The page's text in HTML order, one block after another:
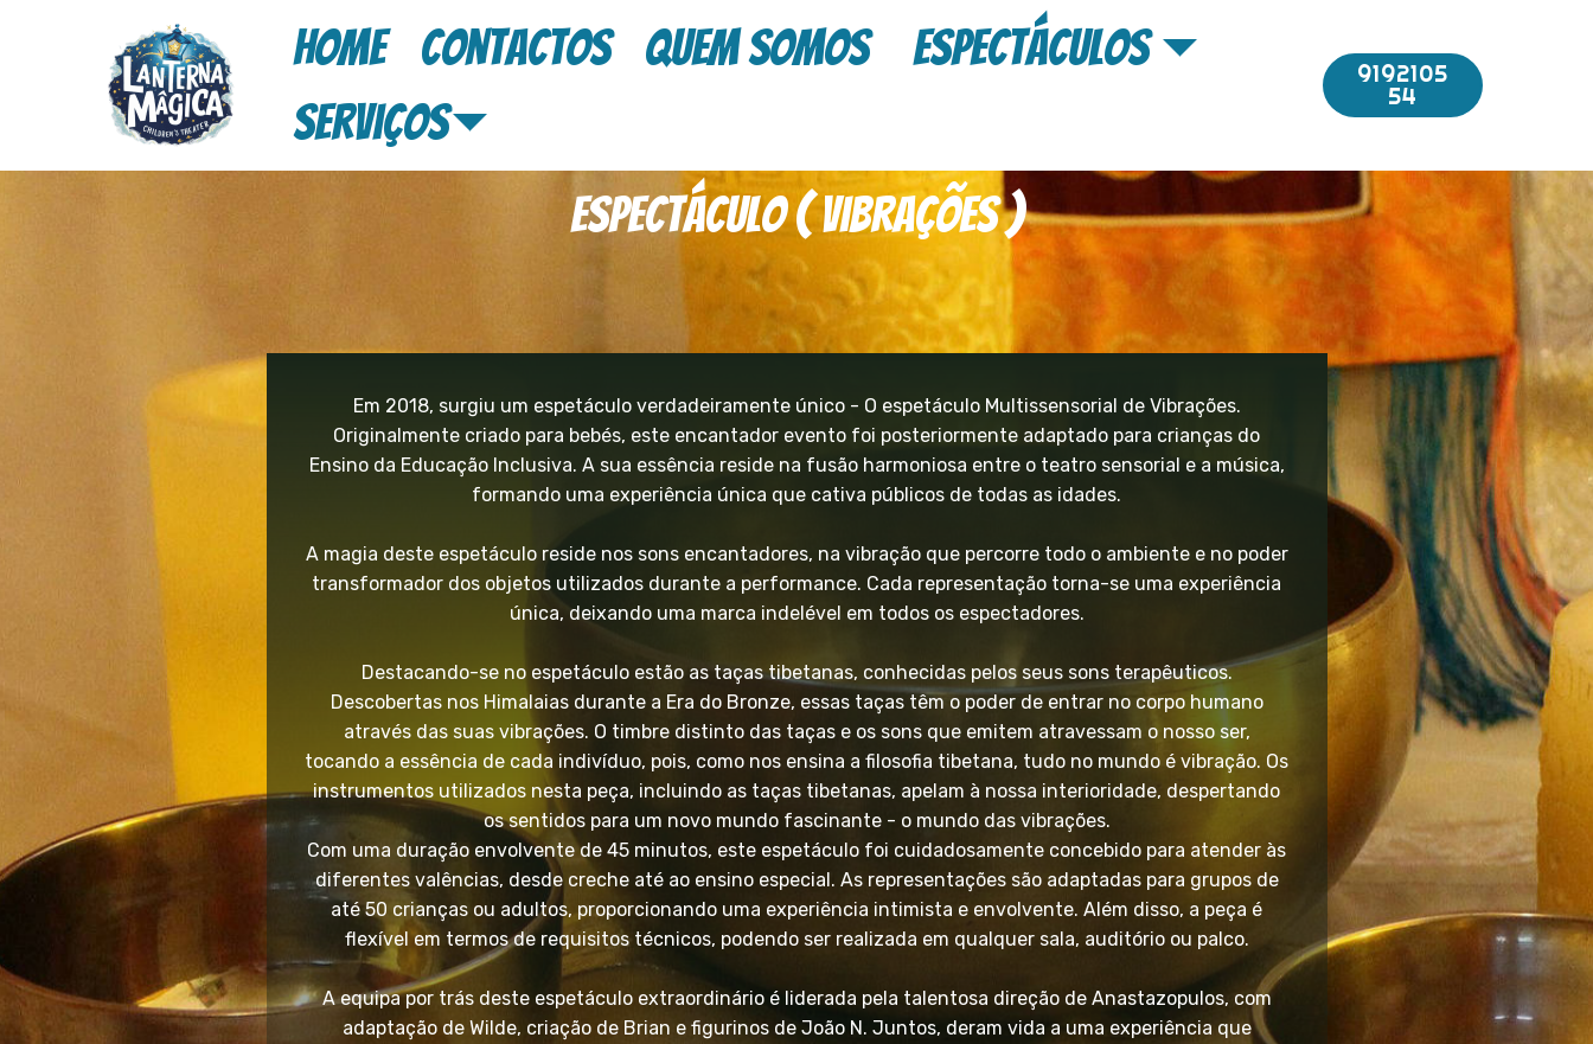
Home Contactos Quem Somos
Espectáculos
Serviços
9192105
54
Espectáculo ( vibrações )
Em 2018, surgiu um espetáculo verdadeiramente único - O espetáculo Multissensorial de Vibrações.
Originalmente criado para bebés, este encantador evento foi posteriormente adaptado para crianças do
Ensino da Educação Inclusiva. A sua essência reside na fusão harmoniosa entre o teatro sensorial e a música,
formando uma experiência única que cativa públicos de todas as idades.
A magia deste espetáculo reside nos sons encantadores, na vibração que percorre todo o ambiente e no poder
transformador dos objetos utilizados durante a performance. Cada representação torna-se uma experiência
única, deixando uma marca indelével em todos os espectadores.
Destacando-se no espetáculo estão as taças tibetanas, conhecidas pelos seus sons terapêuticos.
Descobertas nos Himalaias durante a Era do Bronze, essas taças têm o poder de entrar no corpo humano
através das suas vibrações. O timbre distinto das taças e os sons que emitem atravessam o nosso ser,
tocando a essência de cada indivíduo, pois, como nos ensina a filosofia tibetana, tudo no mundo é vibração. Os
instrumentos utilizados nesta peça, incluindo as taças tibetanas, apelam à nossa interioridade, despertando
os sentidos para um novo mundo fascinante - o mundo das vibrações.
Com uma duração envolvente de 45 minutos, este espetáculo foi cuidadosamente concebido para atender às
diferentes valências, desde creche até ao ensino especial. As representações são adaptadas para grupos de
até 50 crianças ou adultos, proporcionando uma experiência intimista e envolvente. Além disso, a peça é
flexível em termos de requisitos técnicos, podendo ser realizada em qualquer sala, auditório ou palco.
A equipa por trás deste espetáculo extraordinário é liderada pela talentosa direção de Anastazopulos, com
adaptação de Wilde, criação de Brian e figurinos de João N. Juntos, deram vida a uma experiência que